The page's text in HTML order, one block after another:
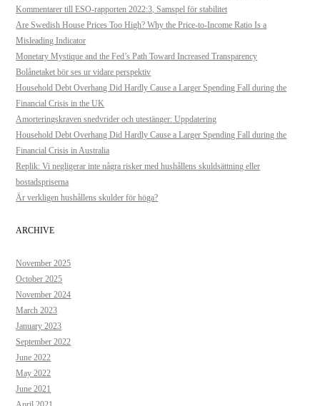
Kommentarer till ESO-rapporten 2022:3, Samspel för stabilitet
Are Swedish House Prices Too High? Why the Price-to-Income Ratio Is a
Misleading Indicator
Monetary Mystique and the Fed’s Path Toward Increased Transparency
Bolånetaket bör ses ur vidare perspektiv
Household Debt Overhang Did Hardly Cause a Larger Spending Fall during the
Financial Crisis in the UK
Amorteringskraven snedvrider och utestänger: Uppdatering
Household Debt Overhang Did Hardly Cause a Larger Spending Fall during the
Financial Crisis in Australia
Replik: Vi negligerar inte några risker med hushållens skuldsättning eller
bostadspriserna
Är verkligen hushållens skulder för höga?
ARCHIVE
November 2025
October 2025
November 2024
March 2023
January 2023
September 2022
June 2022
May 2022
June 2021